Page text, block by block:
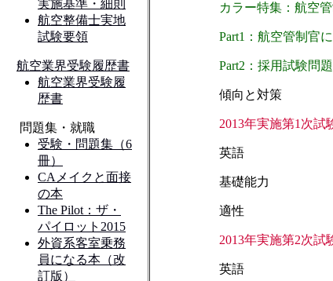
カラー特集：航空
Part1：航空管制官
Part2：採用試験問
傾向と対策
2013年実施第1次試
英語
基礎能力
適性
2013年実施第2次試
英語